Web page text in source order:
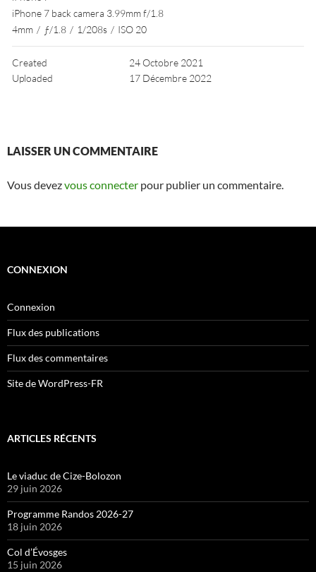
iPhone 7 back camera 3.99mm f/1.8
4mm / ƒ/1.8 / 1/208s / ISO 20
Created
24 Octobre 2021
Uploaded
17 Décembre 2022
LAISSER UN COMMENTAIRE
Vous devezvous connecter pour publier un commentaire.
CONNEXION
Connexion
Flux des publications
Flux des commentaires
Site de WordPress-FR
ARTICLES RÉCENTS
Le viaduc de Cize-Bolozon
29 juin 2026
Programme Randos 2026-27
18 juin 2026
Col d’Évosges
15 juin 2026